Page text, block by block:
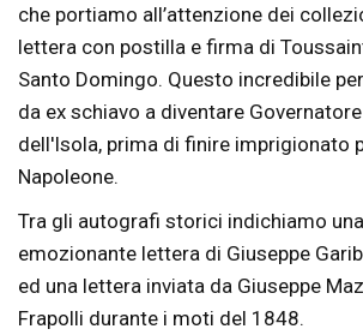
che portiamo all’attenzione dei
lettera con postilla e firma di
Santo Domingo. Questo incredibile
da ex schiavo a diventare
dell'Isola, prima di finire imprigionato
Napoleone.
Tra gli autografi storici indichiamo
emozionante lettera di Giuseppe
ed una lettera inviata da Giuseppe
Frapolli durante i moti del 1848.